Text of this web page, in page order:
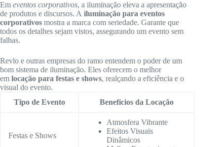
Em eventos corporativos, a iluminação eleva a apresentação
de produtos e discursos. A iluminação para eventos
corporativos mostra a marca com seriedade. Garante que
todos os detalhes sejam vistos, assegurando um evento sem
falhas.
Revlo e outras empresas do ramo entendem o poder de um
bom sistema de iluminação. Eles oferecem o melhor
em locação para festas e shows, realçando a eficiência e o
visual do evento.
Tipo de Evento
Benefícios da Locação
Festas e Shows
Atmosfera Vibrante
Efeitos Visuais
Dinâmicos